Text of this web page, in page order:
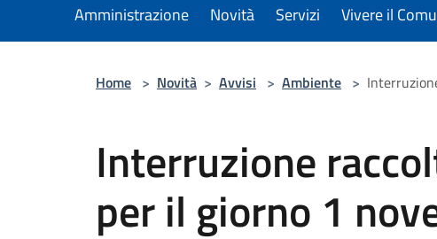
Amministrazione Novità Servizi Vivere il
Home > Novità > Avvisi > Ambiente >
Interruzione
per il giorno 1